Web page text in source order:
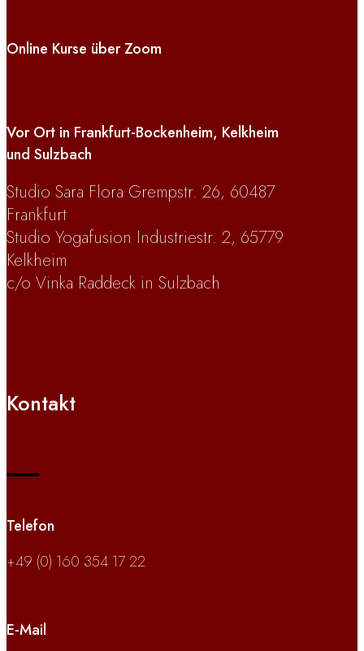
Online Kurse über Zoom
Vor Ort in Frankfurt-Bockenheim, Kelkheim
und Sulzbach
Studio Sara Flora Grempstr. 26, 60487
Frankfurt
Studio Yogafusion Industriestr. 2, 65779
Kelkheim
c/o Vinka Raddeck in Sulzbach
Kontakt
Telefon
+49 (0) 160 354 17 22
E-Mail